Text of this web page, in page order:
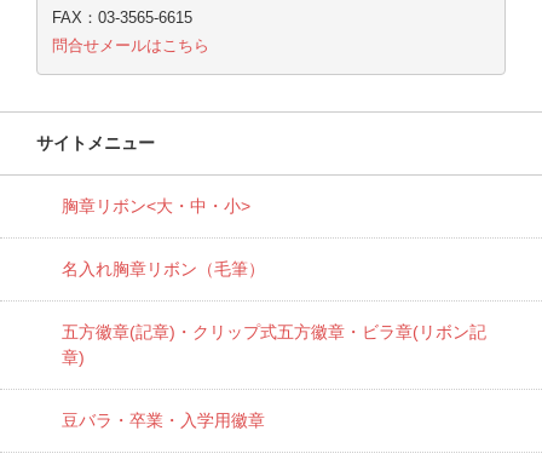
FAX：03-3565-6615
問合せメールはこちら
サイトメニュー
胸章リボン<大・中・小>
名入れ胸章リボン（毛筆）
五方徽章(記章)・ クリップ式五方徽章・ビラ章(リボン記
章)
豆バラ・卒業・入学用徽章